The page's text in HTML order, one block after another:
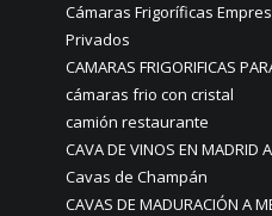
Cámaras Frigoríficas
Privados
CAMARAS FRIGORIFICAS
cámaras frio con cristal
camión restaurante
CAVA DE VINOS EN MADRID
Cavas de Champán
CAVAS DE MADURACIÓN A